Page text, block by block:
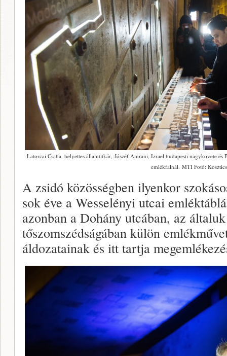
Latorcai Csaba, helyettes államtitkár, Jószéf Amrani, Izrael budapesti nagykövete
emlékfalnál. MTI Fotó:
A zsidó közösségben ilyenkor
sok éve a Wesselényi utcai
azonban a Dohány utcában, az
tőszomszédságában külön
áldozatainak és itt tartja